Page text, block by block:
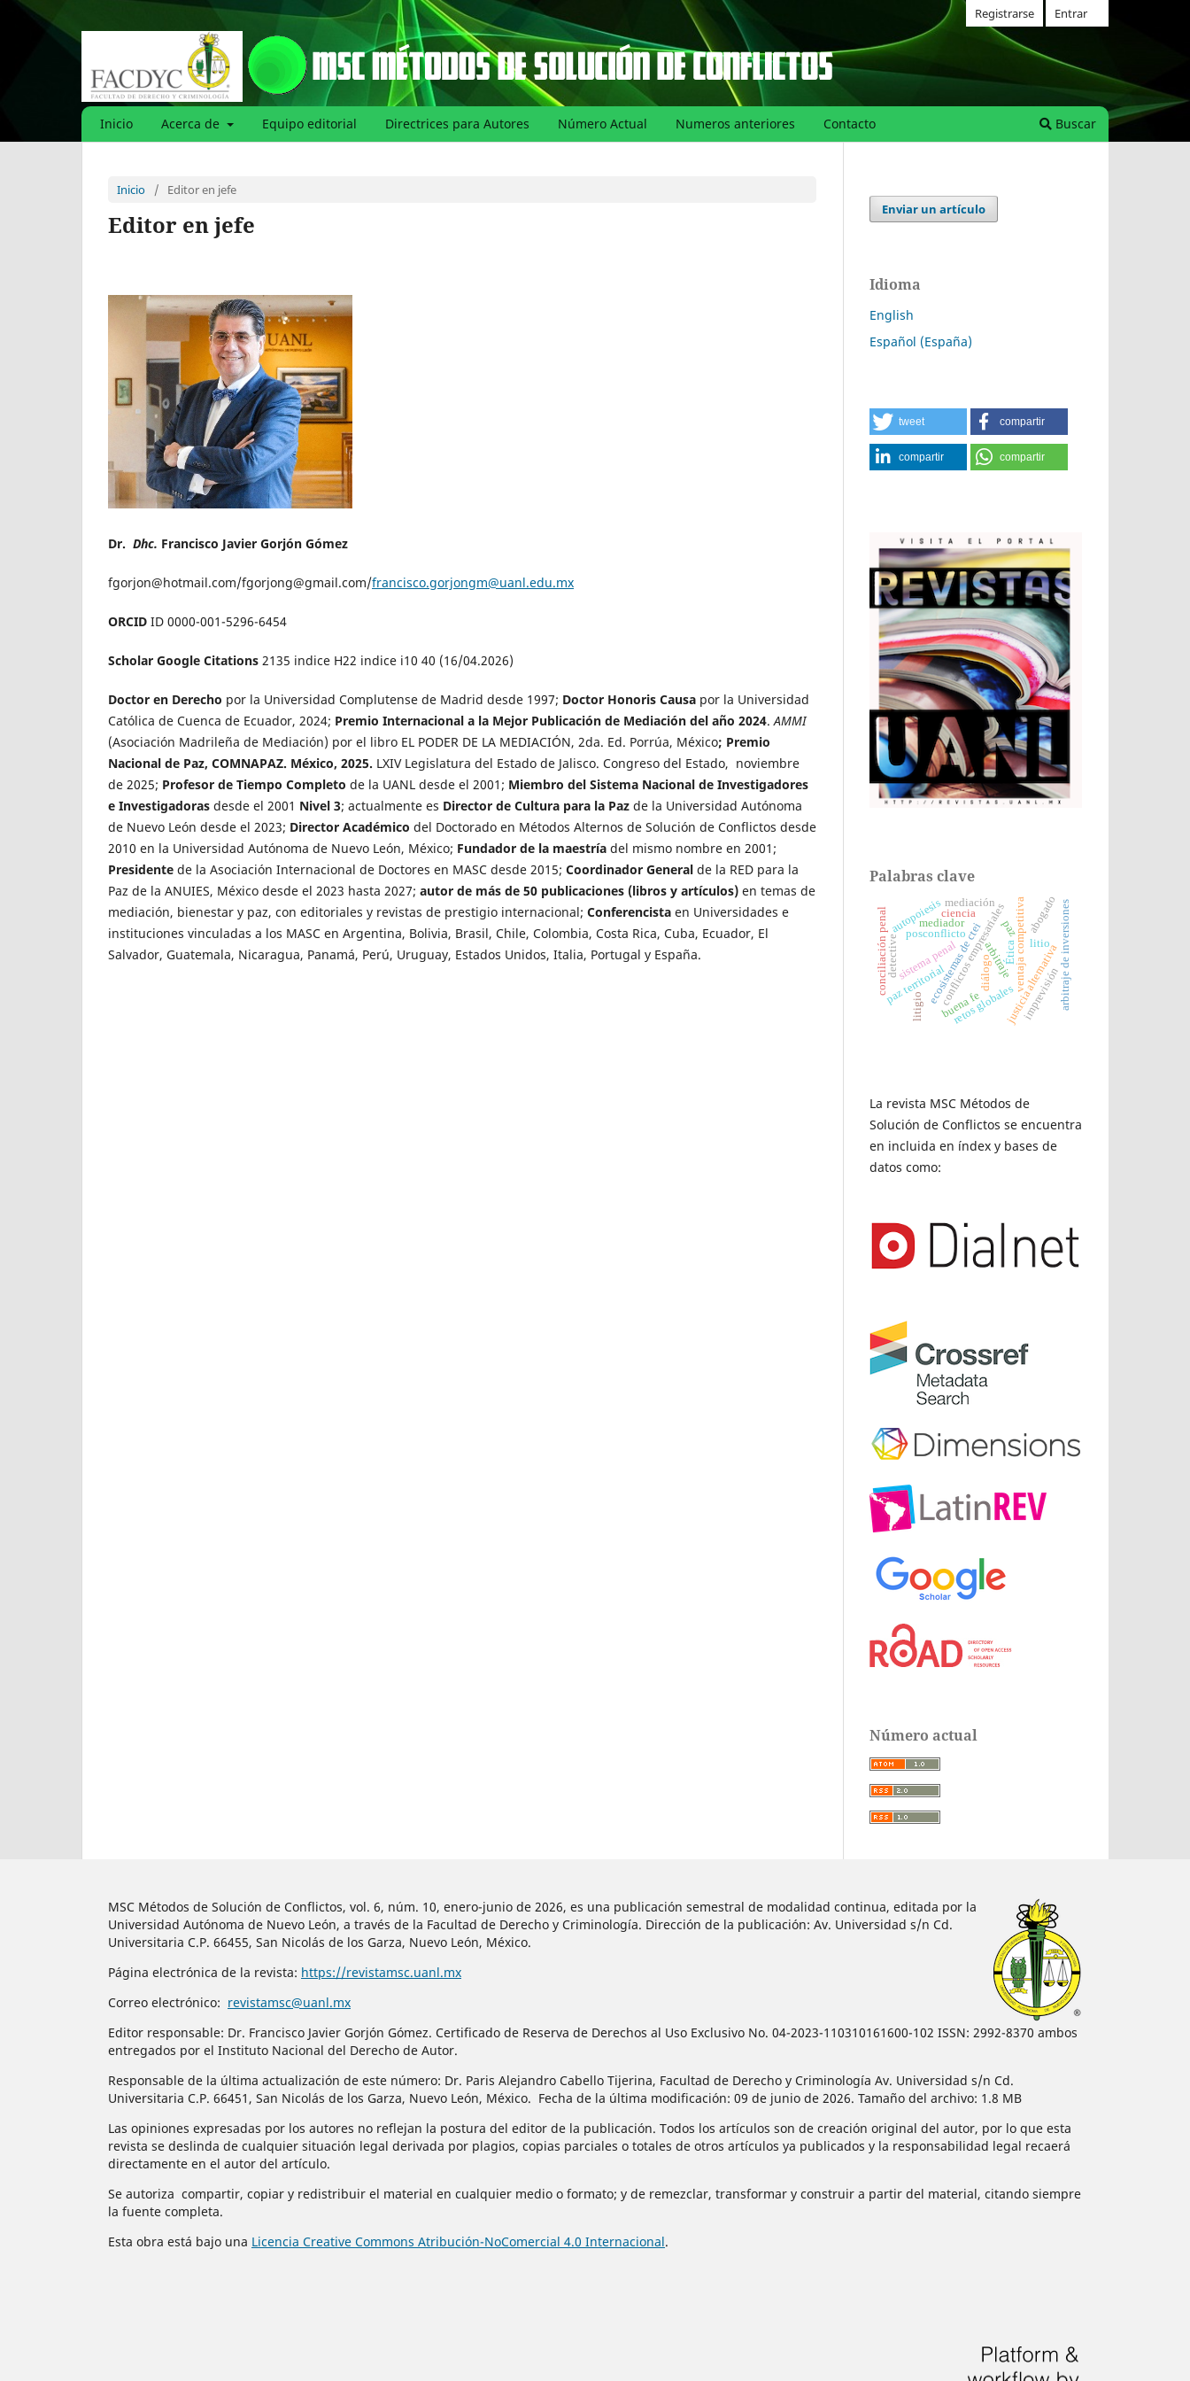
Inicio Acerca de Equipo editorial Directrices para Autores Número Actual Numeros anteriores Contacto Buscar
Registrarse Entrar
Inicio / Editor en jefe
Editor en jefe
Dr. Dhc. Francisco Javier Gorjón Gómez
fgorjon@hotmail.com/fgorjong@gmail.com/francisco.gorjongm@uanl.edu.mx
ORCID ID 0000-001-5296-6454
Scholar Google Citations 2135 indice H22 indice i10 40 (16/04.2026)
Doctor en Derecho por la Universidad Complutense de Madrid desde 1997; Doctor Honoris Causa por la Universidad
Católica de Cuenca de Ecuador, 2024; Premio Internacional a la Mejor Publicación de Mediación del año 2024.AMMI
(Asociación Madrileña de Mediación) por el libro EL PODER DE LA MEDIACIÓN, 2da. Ed. Porrúa, México; Premio
Nacional de Paz, COMNAPAZ. México, 2025. LXIV Legislatura del Estado de Jalisco. Congreso del Estado, noviembre
de 2025; Profesor de Tiempo Completo de la UANL desde el 2001; Miembro del Sistema Nacional de Investigadores
e Investigadoras desde el 2001 Nivel 3; actualmente es Director de Cultura para la Paz de la Universidad Autónoma
de Nuevo León desde el 2023; Director Académico del Doctorado en Métodos Alternos de Solución de Conflictos desde
2010 en la Universidad Autónoma de Nuevo León, México; Fundador de la maestría del mismo nombre en 2001;
Presidente de la Asociación Internacional de Doctores en MASC desde 2015; Coordinador General de la RED para la
Paz de la ANUIES, México desde el 2023 hasta 2027; autor de más de 50 publicaciones (libros y artículos) en temas de
mediación, bienestar y paz, con editoriales y revistas de prestigio internacional; Conferencista en Universidades e
instituciones vinculadas a los MASC en Argentina, Bolivia, Brasil, Chile, Colombia, Costa Rica, Cuba, Ecuador, El
Salvador, Guatemala, Nicaragua, Panamá, Perú, Uruguay, Estados Unidos, Italia, Portugal y España.
Enviar un artículo
Idioma
English
Español (España)
tweet compartir
compartir compartir
Palabras clave
arbitraje
conflictos empresarialesventaja competitiva
ecosistemas de ctei
paz territorial
posconflicto
Ética
diálogo justicia alternativa
sistema penal litio arbitraje de inversiones
retos globales
autopoiesis
conciliación penaldetective
buena fe imprevisión
paz
mediador abogado
litigio
mediación
ciencia
La revista MSC Métodos de
Solución de Conflictos se encuentra
en incluida en índex y bases de
datos como:
Número actual
MSC Métodos de Solución de Conflictos, vol. 6, núm. 10, enero-junio de 2026, es una publicación semestral de modalidad continua, editada por la
Universidad Autónoma de Nuevo León, a través de la Facultad de Derecho y Criminología. Dirección de la publicación: Av. Universidad s/n Cd.
Universitaria C.P. 66455, San Nicolás de los Garza, Nuevo León, México.
Página electrónica de la revista: https://revistamsc.uanl.mx
Correo electrónico: revistamsc@uanl.mx
Editor responsable: Dr. Francisco Javier Gorjón Gómez. Certificado de Reserva de Derechos al Uso Exclusivo No. 04-2023-110310161600-102 ISSN: 2992-8370 ambos
entregados por el Instituto Nacional del Derecho de Autor.
Responsable de la última actualización de este número: Dr. Paris Alejandro Cabello Tijerina, Facultad de Derecho y Criminología Av. Universidad s/n Cd.
Universitaria C.P. 66451, San Nicolás de los Garza, Nuevo León, México. Fecha de la última modificación: 09 de junio de 2026. Tamaño del archivo: 1.8 MB
Las opiniones expresadas por los autores no reflejan la postura del editor de la publicación. Todos los artículos son de creación original del autor, por lo que esta
revista se deslinda de cualquier situación legal derivada por plagios, copias parciales o totales de otros artículos ya publicados y la responsabilidad legal recaerá
directamente en el autor del artículo.
Se autoriza compartir, copiar y redistribuir el material en cualquier medio o formato; y de remezclar, transformar y construir a partir del material, citando siempre
la fuente completa.
Esta obra está bajo una Licencia Creative Commons Atribución-NoComercial 4.0 Internacional.